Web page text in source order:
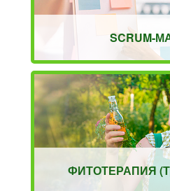
SCRUM-
ФИТОТЕРАПИЯ